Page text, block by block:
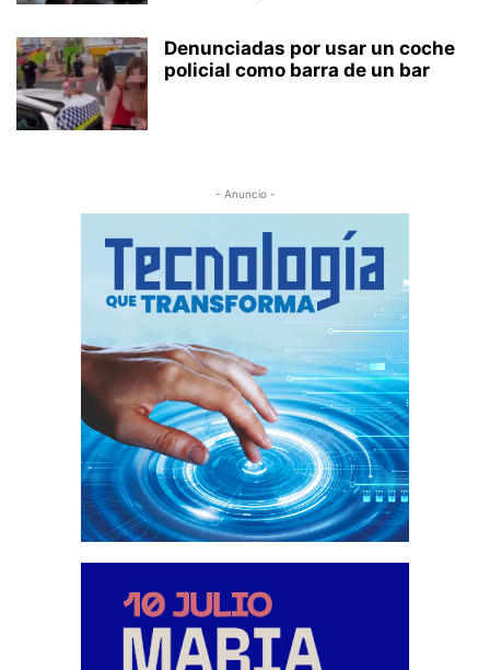
Denunciadas por usar un coche
policial como barra de un bar
- Anuncio -